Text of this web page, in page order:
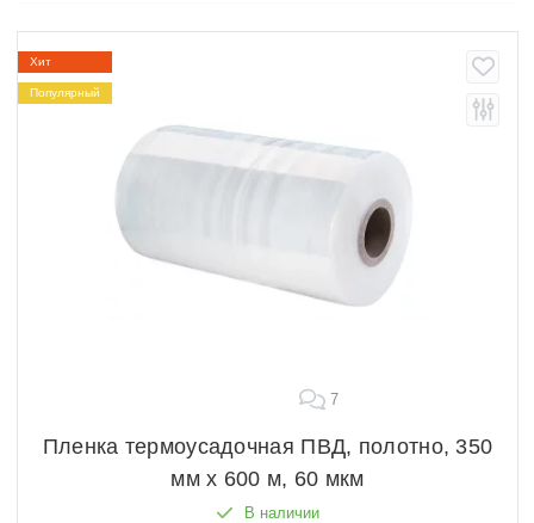
Хит
Популярный
7
Пленка термоусадочная ПВД, полотно, 350
мм х 600 м, 60 мкм
В наличии